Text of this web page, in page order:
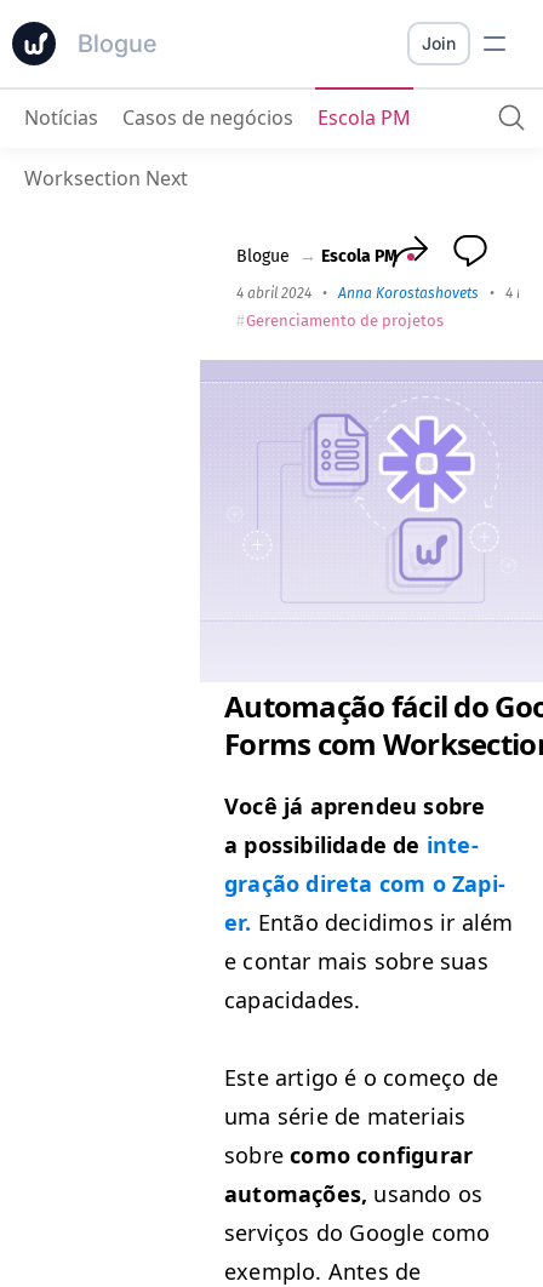
Blogue
Automação fácil do Google Forms com Worksection
Join
Notícias Casos de negócios Escola PM
Worksection Next
Blogue → Escola PM
4 abril 2024 •Anna Korostashovets • 4
Gerenciamento de projetos
Automação fácil do
Forms com
Você já apren­deu sobre
a pos­si­bil­i­dade de inte­
gração dire­ta com o Zapi­
er. Então decidi­mos ir além
e con­tar mais sobre suas
capacidades.
Este arti­go é o começo de
uma série de mate­ri­ais
sobrecomo con­fig­u­rar
automações, usan­do os
serviços do Google como
exem­p­lo. Antes de